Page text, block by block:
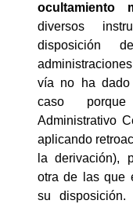
ocultamiento
diversos
disposición
vía no ha dado
caso
Administrativo
aplicando
la derivación),
otra de las que
su